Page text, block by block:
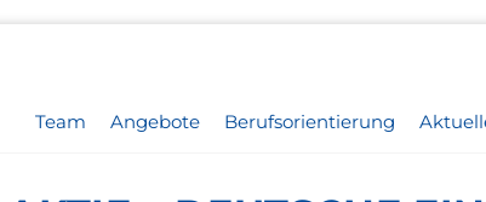
Team Angebote Berufsorientierung